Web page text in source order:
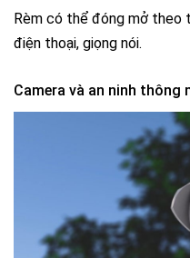
Rèm có thể đóng mở theo
điện thoại, giọng nói.
Camera và an ninh thông